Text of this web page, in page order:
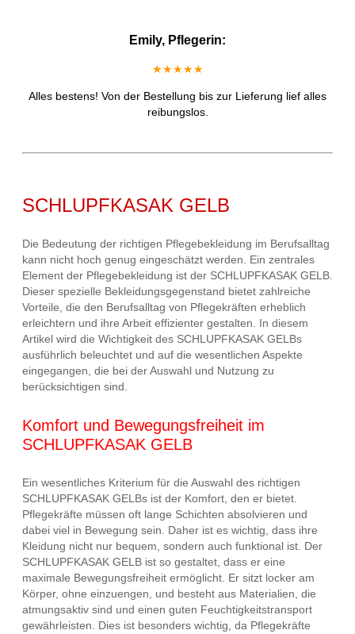
Emily, Pflegerin:
★★★★★
Alles bestens! Von der Bestellung bis zur Lieferung lief alles
reibungslos.
SCHLUPFKASAK GELB
Die Bedeutung der richtigen Pflegebekleidung im Berufsalltag
kann nicht hoch genug eingeschätzt werden. Ein zentrales
Element der Pflegebekleidung ist der SCHLUPFKASAK GELB.
Dieser spezielle Bekleidungsgegenstand bietet zahlreiche
Vorteile, die den Berufsalltag von Pflegekräften erheblich
erleichtern und ihre Arbeit effizienter gestalten. In diesem
Artikel wird die Wichtigkeit des SCHLUPFKASAK GELBs
ausführlich beleuchtet und auf die wesentlichen Aspekte
eingegangen, die bei der Auswahl und Nutzung zu
berücksichtigen sind.
Komfort und Bewegungsfreiheit im
SCHLUPFKASAK GELB
Ein wesentliches Kriterium für die Auswahl des richtigen
SCHLUPFKASAK GELBs ist der Komfort, den er bietet.
Pflegekräfte müssen oft lange Schichten absolvieren und
dabei viel in Bewegung sein. Daher ist es wichtig, dass ihre
Kleidung nicht nur bequem, sondern auch funktional ist. Der
SCHLUPFKASAK GELB ist so gestaltet, dass er eine
maximale Bewegungsfreiheit ermöglicht. Er sitzt locker am
Körper, ohne einzuengen, und besteht aus Materialien, die
atmungsaktiv sind und einen guten Feuchtigkeitstransport
gewährleisten. Dies ist besonders wichtig, da Pflegekräfte